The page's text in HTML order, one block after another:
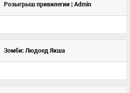
Розыгрыш привилегии | Admin
Зомби: Людоед Якша